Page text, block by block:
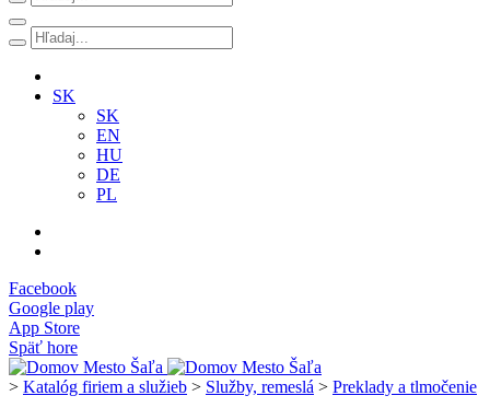
SK
SK
EN
HU
DE
PL
Facebook
Google play
App Store
Späť hore
> Katalóg firiem a služieb > Služby, remeslá > Preklady a tlmočenie